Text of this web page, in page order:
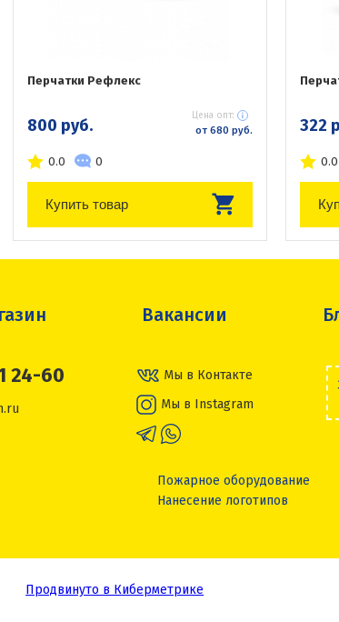
Перчатки Рефлекс
800 руб. Цена опт:
от 680 руб.
0.0 0
Купить товар
322
0.0
Вакансии
24-60
Мы в Контакте
Мы в Instagram
Пожарное оборудование
Нанесение логотипов
Продвинуто в Киберметрике